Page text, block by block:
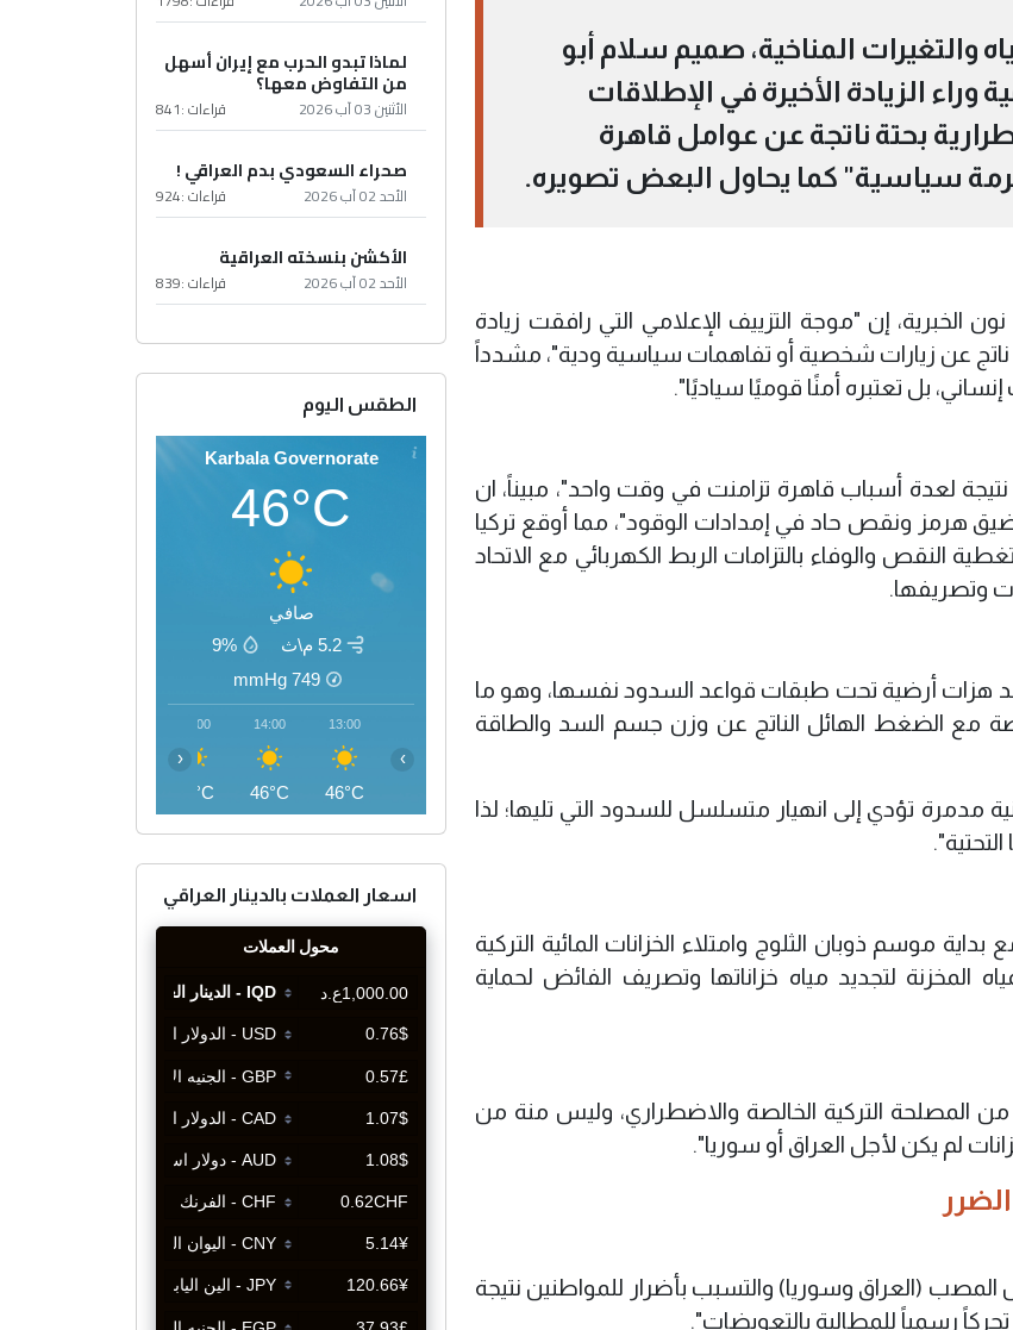
المناخية، صميم سلام أبو
الزيادة الأخيرة في الإطلاقات
بحتة ناتجة عن عوامل قاهرة
سياسية" كما يحاول البعض تصويره.
الخبرية، إن "موجة التزييف الإعلامي التي رافقت زيادة
ناتج عن زيارات شخصية أو تفاهمات سياسية ودية"، مشدداً
بل تعتبره أمنًا قوميًا سياديًا".
لعدة أسباب قاهرة تزامنت في وقت واحد"، مبيناً، ان
هرمز ونقص حاد في إمدادات الوقود"، مما أوقع تركيا
النقص والوفاء بالتزامات الربط الكهربائي مع الاتحاد
وتصريفها.
رصد هزات أرضية تحت طبقات قواعد السدود نفسها، وهو ما
مع الضغط الهائل الناتج عن وزن جسم السد والطاقة
تؤدي إلى انهيار متسلسل للسدود التي تليها؛ لذا
موسم ذوبان الثلوج وامتلاء الخزانات المائية التركية
المخزنة لتجديد مياه خزاناتها وتصريف الفائض لحماية
من المصلحة التركية الخالصة والاضطراري، وليس منة من
لم يكن لأجل العراق أو سوريا".
المصب (العراق وسوريا) والتسبب بأضرار للمواطنين نتيجة
رسمياً للمطالبة بالتعويضات".
لماذا تبدو الحرب مع إيران أسهل
من التفاوض معها؟
الأثنين 03 آب 2026 قراءات :841
صحراء السعودي بدم العراقي !
الأحد 02 آب 2026 قراءات :924
الأكشن بنسخته العراقية
الأحد 02 آب 2026 قراءات :839
الطقس اليوم
Karbala Governorate
46°C
صافي
5.2 م\ث
9%
749
mmHg
13:00
46°C
14:00
46°C
15:00
46°C
‹ ›
اسعار العملات بالدينار العراقي